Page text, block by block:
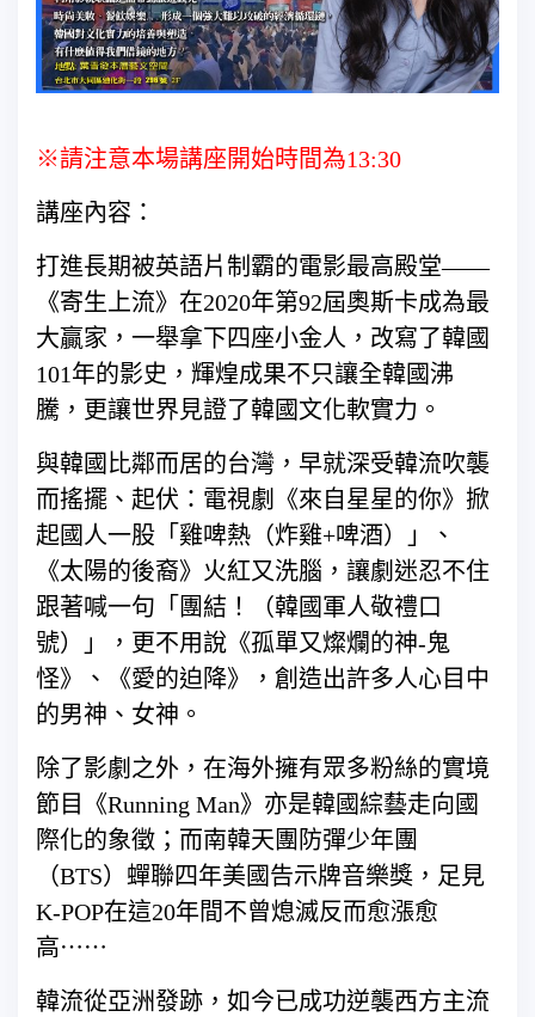
※請注意本場講座開始時間為13:30
講座內容：
打進長期被英語片制霸的電影最高殿堂——
《寄生上流》在2020年第92屆奧斯卡成為最
大贏家，一舉拿下四座小金人，改寫了韓國
101年的影史，輝煌成果不只讓全韓國沸
騰，更讓世界見證了韓國文化軟實力。
與韓國比鄰而居的台灣，早就深受韓流吹襲
而搖擺、起伏：電視劇《來自星星的你》掀
起國人一股「雞啤熱（炸雞+啤酒）」、
《太陽的後裔》火紅又洗腦，讓劇迷忍不住
跟著喊一句「團結！（韓國軍人敬禮口
號）」，更不用說《孤單又燦爛的神-鬼
怪》、《愛的迫降》，創造出許多人心目中
的男神、女神。
除了影劇之外，在海外擁有眾多粉絲的實境
節目《Running Man》亦是韓國綜藝走向國
際化的象徵；而南韓天團防彈少年團
（BTS）蟬聯四年美國告示牌音樂獎，足見
K-POP在這20年間不曾熄滅反而愈漲愈
高⋯⋯
韓流從亞洲發跡，如今已成功逆襲西方主流